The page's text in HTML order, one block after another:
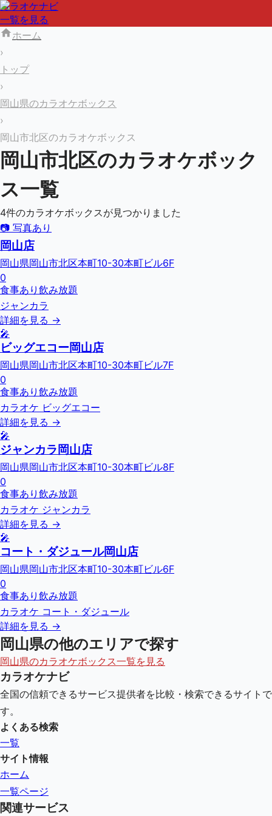
カラオケナビ
一覧を見る
ホーム
›
トップ
›
岡山県のカラオケボックス
›
岡山市北区のカラオケボックス
岡山市北区のカラオケボック
ス一覧
4件のカラオケボックスが見つかりました
📷 写真あり
岡山店
岡山県岡山市北区本町10-30本町ビル6F
0
食事あり 飲み放題
ジャンカラ
詳細を見る →
🎤
ビッグエコー岡山店
岡山県岡山市北区本町10-30本町ビル7F
0
食事あり 飲み放題
カラオケ ビッグエコー
詳細を見る →
🎤
ジャンカラ岡山店
岡山県岡山市北区本町10-30本町ビル8F
0
食事あり 飲み放題
カラオケ ジャンカラ
詳細を見る →
🎤
コート・ダジュール岡山店
岡山県岡山市北区本町10-30本町ビル6F
0
食事あり 飲み放題
カラオケ コート・ダジュール
詳細を見る →
岡山県の他のエリアで探す
岡山県のカラオケボックス一覧を見る
カラオケナビ
全国の信頼できるサービス提供者を比較・検索できるサイトで
す。
よくある検索
一覧
サイト情報
ホーム
一覧ページ
関連サービス